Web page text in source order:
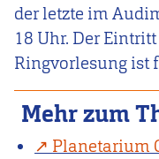
der letzte im
18 Uhr. Der
Ringvorlesung ist
Mehr zum
Planetarium